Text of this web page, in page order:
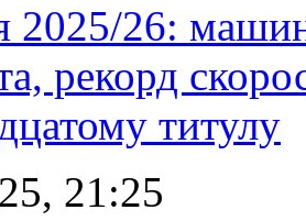
2025/26:
рекорд
титулу
21:25